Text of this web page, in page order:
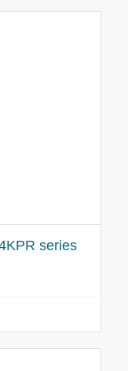
series